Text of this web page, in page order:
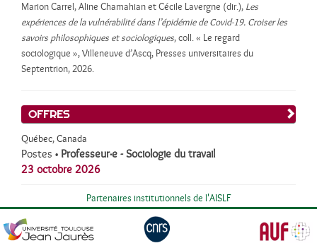
Marion Carrel, Aline Chamahian et Cécile Lavergne (dir.), Les
expériences de la vulnérabilité dans l’épidémie de Covid-19. Croiser les
savoirs philosophiques et sociologiques, coll. « Le regard
sociologique », Villeneuve d’Ascq, Presses universitaires du
Septentrion, 2026.
OFFRES
Québec, Canada
Postes • Professeur·e - Sociologie du travail
23 octobre 2026
Partenaires institutionnels de l'AISLF